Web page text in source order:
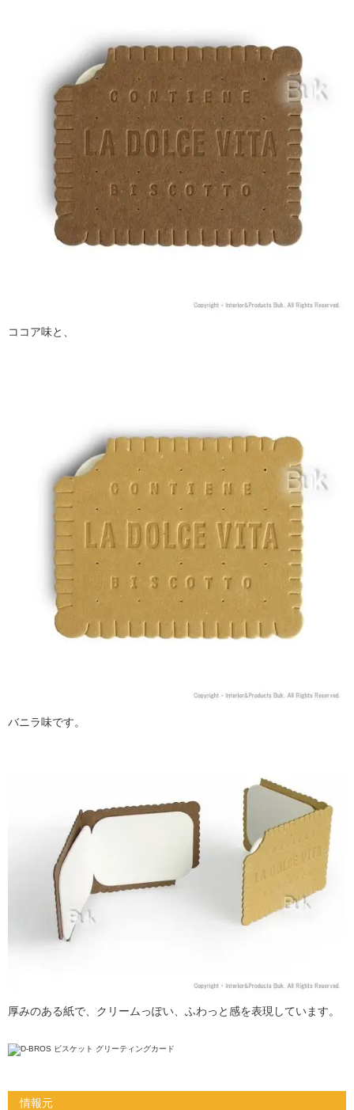
ココア味と、
バニラ味です。
厚みのある紙で、クリームっぽい、ふわっと感を表現しています。
情報元